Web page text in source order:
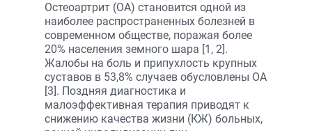
Остеоартрит (ОА) становится одной из
наиболее распространенных болезней в
современном обществе, поражая более
20% населения земного шара [1, 2].
Жалобы на боль и припухлость крупных
суставов в 53,8% случаев обусловлены ОА
[3]. Поздняя диагностика и
малоэффективная терапия приводят к
снижению качества жизни (КЖ) больных,